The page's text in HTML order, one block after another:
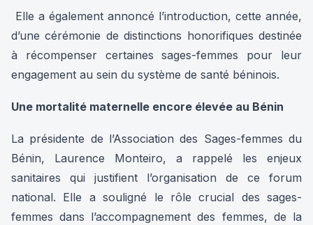
Elle a également annoncé l’introduction, cette année,
d’une cérémonie de distinctions honorifiques destinée
à récompenser certaines sages-femmes pour leur
engagement au sein du système de santé béninois.
Une mortalité maternelle encore élevée au Bénin
La présidente de l’Association des Sages-femmes du
Bénin, Laurence Monteiro, a rappelé les enjeux
sanitaires qui justifient l’organisation de ce forum
national. Elle a souligné le rôle crucial des sages-
femmes dans l’accompagnement des femmes, de la